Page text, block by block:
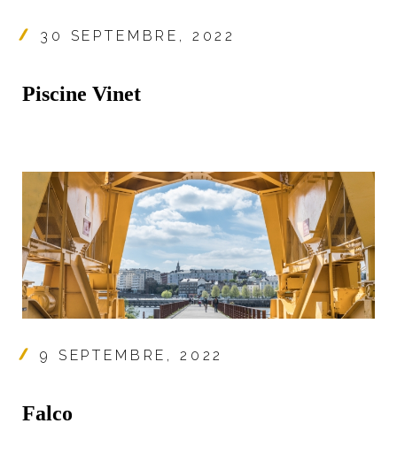
30 SEPTEMBRE, 2022
Piscine Vinet
9 SEPTEMBRE, 2022
Falco